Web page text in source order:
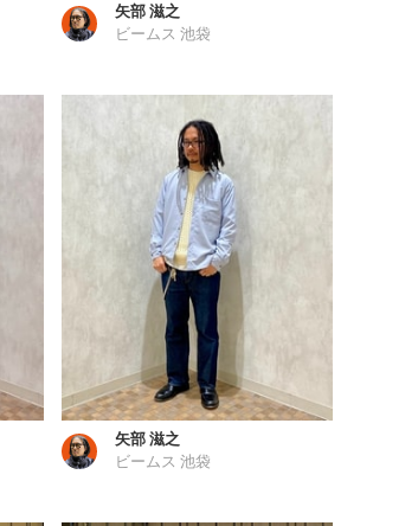
矢部 滋之
ビームス 池袋
矢部 滋之
ビームス 池袋